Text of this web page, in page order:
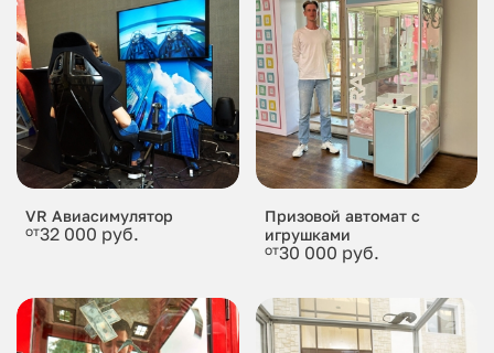
VR Авиасимулятор
от32 000 руб.
Призовой автомат с
игрушками
от30 000 руб.